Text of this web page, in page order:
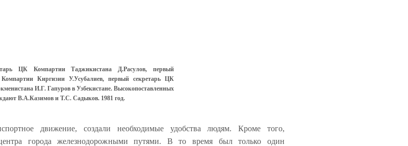
ЦК Компартии Таджикистана Д.Расулов, первый
Киргизии У.Усубалиев, первый секретарь ЦК
Высокопоставленных
В.А.Казимов и Т.С. Садыков. 1981 год.
движение, создали необходимые удобства людям. Кроме того,
города железнодорожными путями. В то время был только один